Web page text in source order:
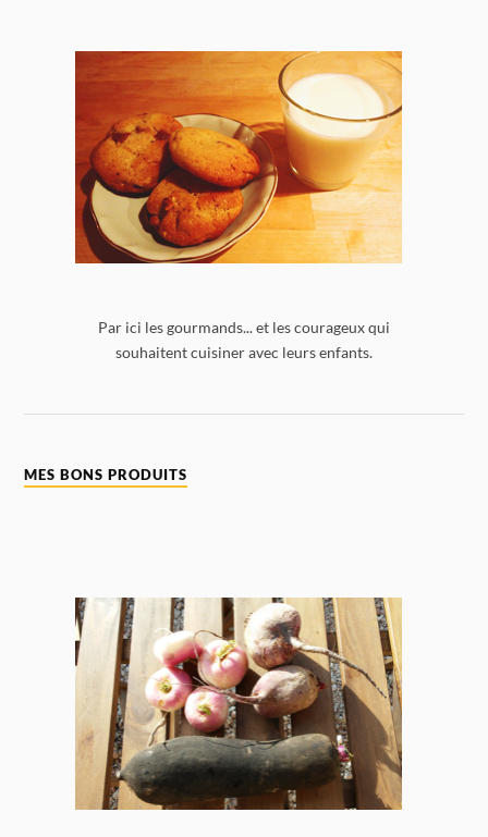
Par ici les gourmands... et les courageux qui
souhaitent cuisiner avec leurs enfants.
MES BONS PRODUITS